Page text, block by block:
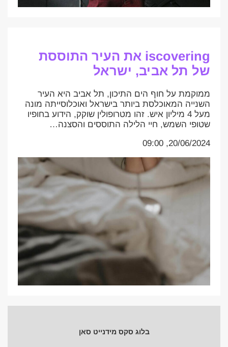
iscovering את העיר התוססת
של תל אביב, ישראל
ממוקמת על חוף הים התיכון, תל אביב היא העיר
השנייה המאוכלסת ביותר בישראל ואוכלוסייתה מונה
מעל 4 מיליון איש. זהו מטרופולין שוקק, הידוע בחופיו
שטופי השמש, חיי הלילה התוססים והסצנה…
20/06/2024, 09:00
בלוג סקס מידנייט סאן